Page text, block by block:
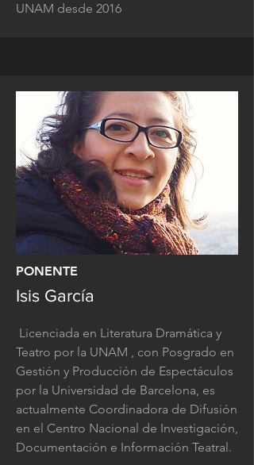
UNAM desde 2016
PONENTE
Isis García
Licenciada en Literatura Dramática y
Teatro por la UNAM , con Posgrado en
Gestión y Producción de Espectáculos
por la Universidad de Barcelona, es
actualmente Coordinadora de Difusión
en el Centro Nacional de Investigación,
Documentación e Información Teatral.